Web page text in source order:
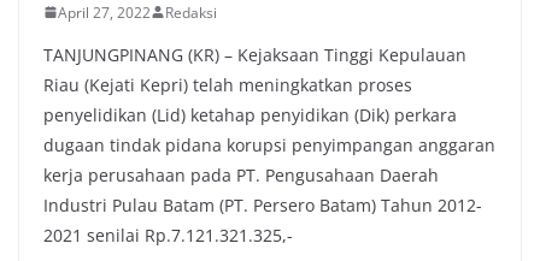
April 27, 2022 Redaksi
TANJUNGPINANG (KR) – Kejaksaan Tinggi Kepulauan
Riau (Kejati Kepri) telah meningkatkan proses
penyelidikan (Lid) ketahap penyidikan (Dik) perkara
dugaan tindak pidana korupsi penyimpangan anggaran
kerja perusahaan pada PT. Pengusahaan Daerah
Industri Pulau Batam (PT. Persero Batam) Tahun 2012-
2021 senilai Rp.7.121.321.325,-